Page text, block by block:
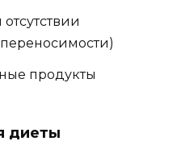
продукты
диеты